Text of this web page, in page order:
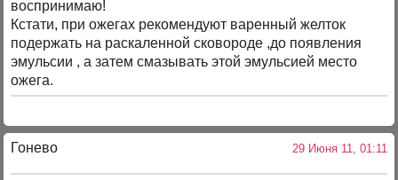
воспринимаю!
Кстати, при ожегах рекомендуют варенный желток
подержать на раскаленной сковороде ,до появления
эмульсии , а затем смазывать этой эмульсией место
ожега.
Гонево 29 Июня 11, 01:11